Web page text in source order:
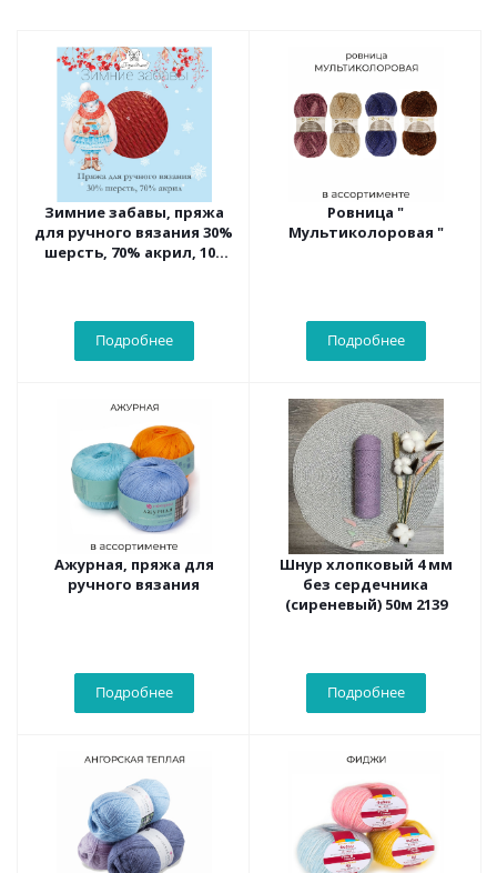
Зимние забавы, пряжа
для ручного вязания 30%
шерсть, 70% акрил, 100
Подробнее
Ровница "
Мультиколоровая "
Подробнее
Ажурная, пряжа для
ручного вязания
Подробнее
Шнур хлопковый 4 мм
без сердечника
(сиреневый) 50м 2139
Подробнее